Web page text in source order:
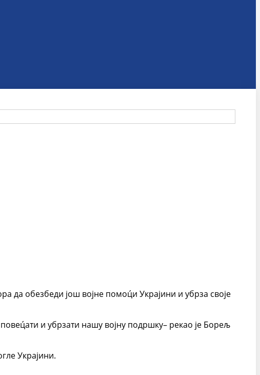
да обезбеди још војне помоц́и Украјини и убрза своје
и убрзати нашу војну подршку– рекао је Борељ
Украјини.